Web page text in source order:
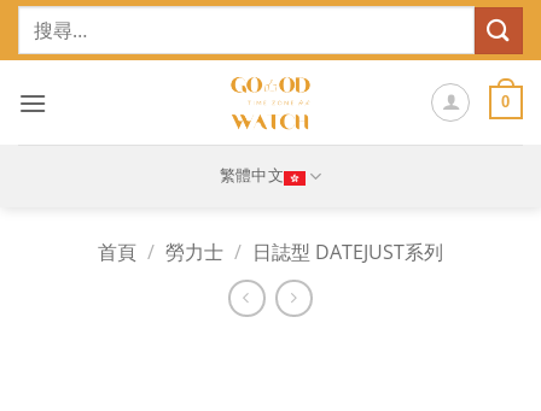
Skip
鍵
0
繁體中文
首頁 / 勞力士 / 日誌型 DATEJUST系列